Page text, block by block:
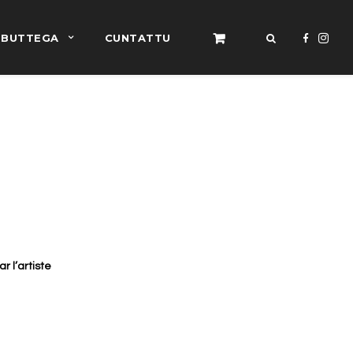
BUTTEGA CUNTATTU
l’artiste